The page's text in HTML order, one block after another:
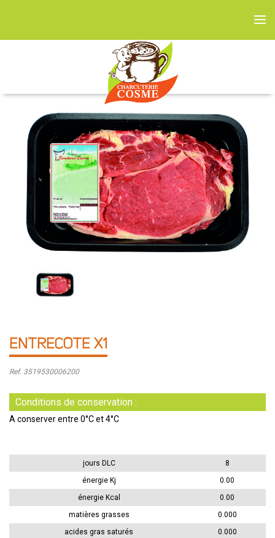
ENTRECOTE X1
Ref. 3519530006200
Conditions de conservation :
A conserver entre 0°C et 4°C
jours DLC
8
énergie Kj
0.00
énergie Kcal
0.00
matières grasses
0.000
acides gras saturés
0.000